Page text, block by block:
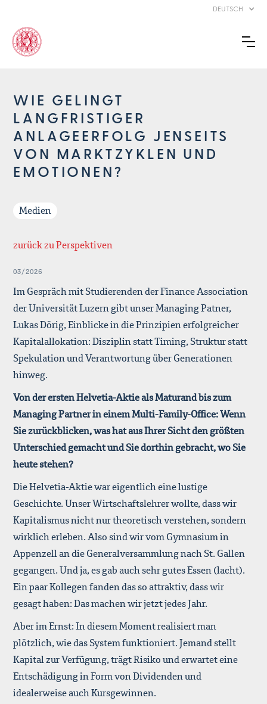
DEUTSCH
WIE GELINGT
LANGFRISTIGER
ANLAGEERFOLG JENSEITS
VON MARKTZYKLEN UND
EMOTIONEN?
Medien
zurück zu Perspektiven
03/2026
Im Gespräch mit Studierenden der Finance Association
der Universität Luzern gibt unser Managing Patner,
Lukas Dörig, Einblicke in die Prinzipien erfolgreicher
Kapitalallokation: Disziplin statt Timing, Struktur statt
Spekulation und Verantwortung über Generationen
hinweg.
Von der ersten Helvetia-Aktie als Maturand bis zum
Managing Partner in einem Multi-Family-Office: Wenn
Sie zurückblicken, was hat aus Ihrer Sicht den größten
Unterschied gemacht und Sie dorthin gebracht, wo Sie
heute stehen?
Die Helvetia-Aktie war eigentlich eine lustige
Geschichte. Unser Wirtschaftslehrer wollte, dass wir
Kapitalismus nicht nur theoretisch verstehen, sondern
wirklich erleben. Also sind wir vom Gymnasium in
Appenzell an die Generalversammlung nach St. Gallen
gegangen. Und ja, es gab auch sehr gutes Essen (lacht).
Ein paar Kollegen fanden das so attraktiv, dass wir
gesagt haben: Das machen wir jetzt jedes Jahr.
Aber im Ernst: In diesem Moment realisiert man
plötzlich, wie das System funktioniert. Jemand stellt
Kapital zur Verfügung, trägt Risiko und erwartet eine
Entschädigung in Form von Dividenden und
idealerweise auch Kursgewinnen.